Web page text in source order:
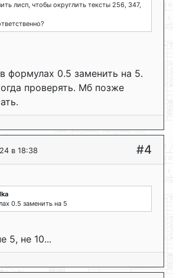
лисп, чтобы округлить тексты 256, 347,
формулах 0.5 заменить на 5.
проверять. Мб позже
в 18:38 #4
0.5 заменить на 5
5, не 10...